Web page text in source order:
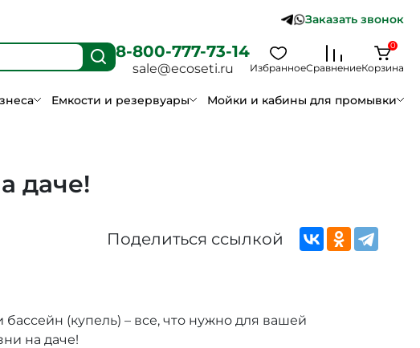
Заказать звонок
8-800-777-73-14
sale@ecoseti.ru ИзбранноеСравнениеКорзина
0
Емкости и резервуары Мойки и кабины для промывки
даче!
Поделиться ссылкой
бассейн (купель) – все, что нужно для вашей
на даче!